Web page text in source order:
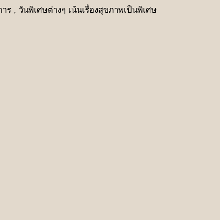
, วันพิเศษต่างๆ เน้นเรื่องสุขภาพเป็นพิเศษ